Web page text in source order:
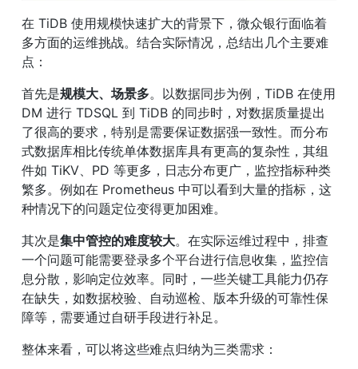
在 TiDB 使用规模快速扩大的背景下，微众银行面临着
多方面的运维挑战。结合实际情况，总结出几个主要难
点：
首先是规模大、场景多。以数据同步为例，TiDB 在使用
DM 进行 TDSQL 到 TiDB 的同步时，对数据质量提出
了很高的要求，特别是需要保证数据强一致性。而分布
式数据库相比传统单体数据库具有更高的复杂性，其组
件如 TiKV、PD 等更多，日志分布更广，监控指标种类
繁多。例如在 Prometheus 中可以看到大量的指标，这
种情况下的问题定位变得更加困难。
其次是集中管控的难度较大。在实际运维过程中，排查
一个问题可能需要登录多个平台进行信息收集，监控信
息分散，影响定位效率。同时，一些关键工具能力仍存
在缺失，如数据校验、自动巡检、版本升级的可靠性保
障等，需要通过自研手段进行补足。
整体来看，可以将这些难点归纳为三类需求：